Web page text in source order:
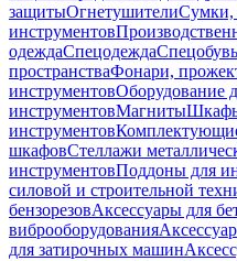
защитыОгнетушителиСумки,
инструментов
одеждаСпецодеждаСпецобувь
пространстваФонари,
инструментовОборудование
инструментовМагниты
инструментов
шкафовСтеллажи
инструментовПоддоны для
силовой и строительной
бензорезовАксессуары для
виброоборудования
для затирочных машин